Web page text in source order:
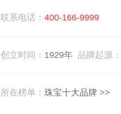
联系电话： 400-166-9999
创立时间： 1929年 品牌起源：
所在榜单： 珠宝十大品牌 >>